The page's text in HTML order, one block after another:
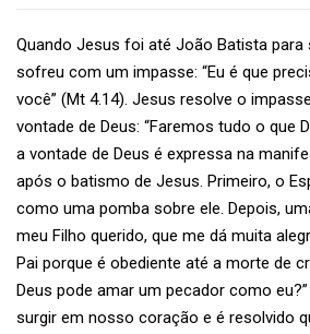
Quando Jesus foi até João Batista para
sofreu com um impasse: “Eu é que
você” (Mt 4.14). Jesus resolve o
vontade de Deus: “Faremos tudo o que
a vontade de Deus é expressa na
após o batismo de Jesus. Primeiro, o
como uma pomba sobre ele. Depois,
meu Filho querido, que me dá muita
Pai porque é obediente até a morte de
Deus pode amar um pecador como
surgir em nosso coração e é resolvido